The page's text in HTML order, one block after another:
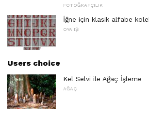
FOTOĞRAFÇILIK
İğne için klasik alfabe
OYA IŞI
Users choice
Kel Selvi ile Ağaç İşleme
AĞAÇ